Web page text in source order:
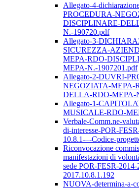
Allegato-4-
PROCEDURA-
DISCIPLINARE-
N.-190720.pdf
Allegato-3-
SICUREZZA-
MEPA-RDO-
MEPA-N.-1907201.pdf
Allegato-2-DUVRI-
NEGOZIATA-MEPA-
DELLA-RDO-MEPA-
Allegato-1-
MUSICALE-RDO-
Verbale-Comm.ne-
di-interesse-POR-
10.8.1-–-Codice-
Riconvocazione
manifestazioni di
sede POR-FESR-
2017.10.8.1.192
NUOVA-determina-a-